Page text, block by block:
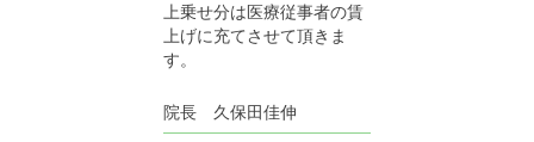
上乗せ分は医療従事者の賃
上げに充てさせて頂きま
す。
院長 久保田佳伸